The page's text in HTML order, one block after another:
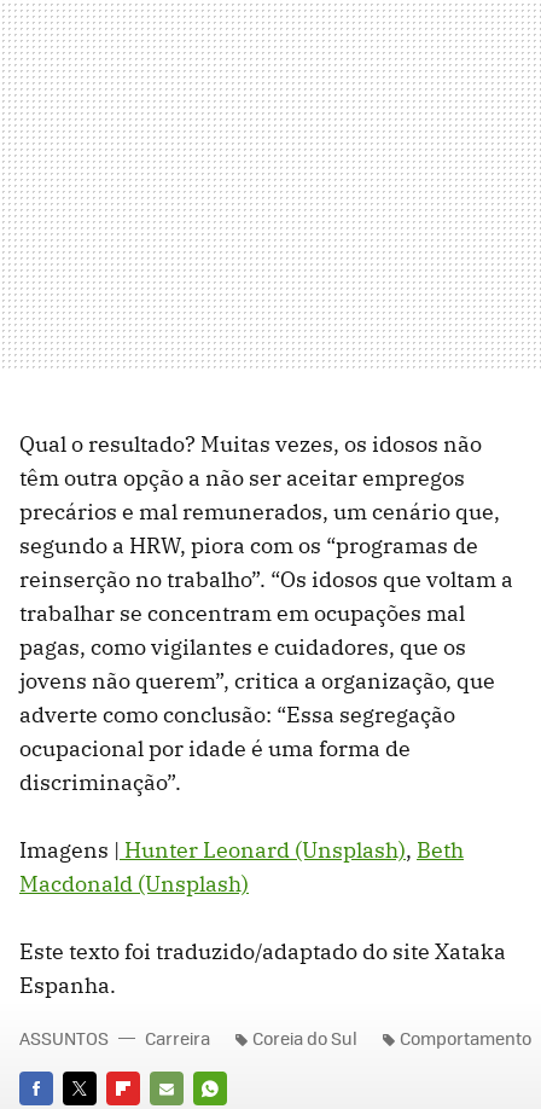
Qual o resultado? Muitas vezes, os idosos não
têm outra opção a não ser aceitar empregos
precários e mal remunerados, um cenário que,
segundo a HRW, piora com os “programas de
reinserção no trabalho”. “Os idosos que voltam a
trabalhar se concentram em ocupações mal
pagas, como vigilantes e cuidadores, que os
jovens não querem”, critica a organização, que
adverte como conclusão: “Essa segregação
ocupacional por idade é uma forma de
discriminação”.
Imagens | Hunter Leonard (Unsplash), Beth
Macdonald (Unsplash)
Este texto foi traduzido/adaptado do site Xataka
Espanha.
ASSUNTOS Carreira Coreia do Sul Comportamento